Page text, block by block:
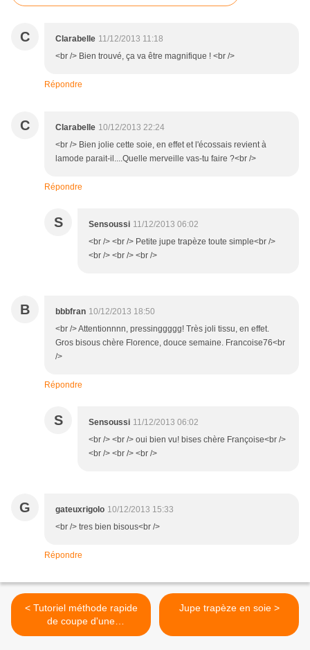
C Clarabelle 11/12/2013 11:18
<br /> Bien trouvé, ça va être magnifique ! <br />
Répondre
C Clarabelle 10/12/2013 22:24
<br /> Bien jolie cette soie, en effet et l'écossais revient à
lamode parait-il....Quelle merveille vas-tu faire ?<br />
Répondre
S Sensoussi 11/12/2013 06:02
<br /> <br /> Petite jupe trapèze toute simple<br />
<br /> <br /> <br />
B bbbfran 10/12/2013 18:50
<br /> Attentionnnn, pressinggggg! Très joli tissu, en effet.
Gros bisous chère Florence, douce semaine. Francoise76<br
/>
Répondre
S Sensoussi 11/12/2013 06:02
<br /> <br /> oui bien vu! bises chère Françoise<br />
<br /> <br /> <br />
G gateuxrigolo 10/12/2013 15:33
<br /> tres bien bisous<br />
Répondre
< Tutoriel méthode rapide
de coupe d'une
parementure
Jupe trapèze en soie >